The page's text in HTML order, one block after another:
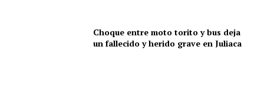
Choque entre moto torito y bus deja
un fallecido y herido grave en Juliaca